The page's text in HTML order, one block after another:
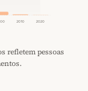
2010 2020
refletem pessoas